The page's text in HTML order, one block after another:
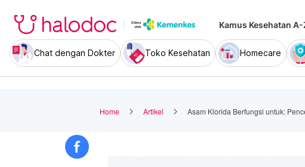
Kamus Kesehatan A-
Chat dengan Dokter Toko Kesehatan Homecare
Home Artikel Asam Klorida Berfungsi untuk: